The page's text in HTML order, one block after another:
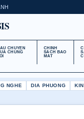
CHUYEN
CHUNG
CHINH
SACH BAO
MAT
NGHE DIA PHUONG